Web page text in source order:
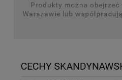
Produkty można obejrzeć
Warszawie lub
CECHY